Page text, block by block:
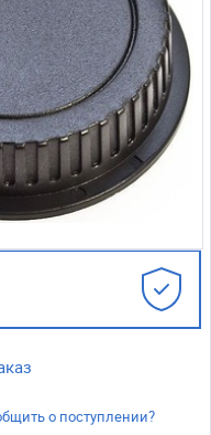
о поступлении?